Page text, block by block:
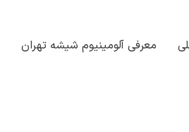
معرفی آلومینیوم شیشه تهران